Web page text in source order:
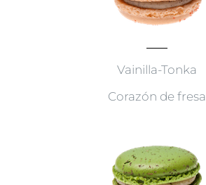
Vainilla-Tonka
Corazón de fresa